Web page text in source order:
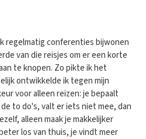
regelmatig conferenties bijwonen
van die reisjes om er een korte
te knopen. Zo pikte ik het
ontwikkelde ik tegen mijn
voor alleen reizen: je bepaalt
to do's, valt er iets niet mee, dan
alleen maak je makkelijker
los van thuis, je vindt meer